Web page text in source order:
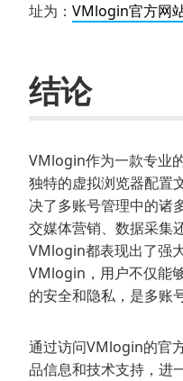
址为： VMlogin官方网
结论
VMlogin作为一款专业
独特的虚拟浏览器配置
决了多账号管理中的诸
交媒体营销、数据采集
VMlogin都表现出了强
VMlogin，用户不仅能
的安全和隐私，是多账
通过访问VMlogin的官
品信息和技术支持，进